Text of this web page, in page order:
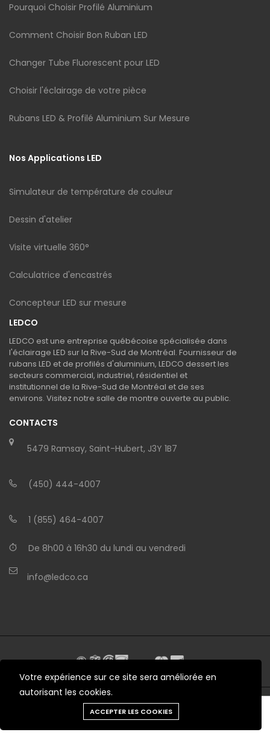
Pourquoi Choisir Profilé Aluminium
Comment Choisir Bon Ruban LED
Changer Tube Fluorescent pour LED
Choisir l'éclairage de votre pièce
Rubans LED & Profilé Aluminium Sur Mesure
Nos Applications LED
Simulateur de température de couleur
Dessin d'atelier
Visite virtuelle 360°
Calculatrice d'encastrés
Concepteur LED sur mesure
LEDCO
LEDCO est une entreprise québécoise spécialisée dans
l'éclairage LED sur la Rive-Sud de Montréal. Fournisseur de
rubans LED et de profilés d'aluminium, LEDCO dessert les
secteurs commercial, industriel, résidentiel et
institutionnel de la Rive-Sud de Montréal et de ses
environs. Visitez notre salle de montre ouverte au public.
CONTACTS
5479 Ramsay, Saint-Hubert, J3Y 1B7
(450) 444-4007
1 (855) 464-4007
De 8h00 à 16h30 du lundi au vendredi
info@ledco.ca
© 2012 - 2026 LEDCO.CA Tous droits réservés
Votre expérience sur ce site sera améliorée en
autorisant les cookies.
ACCEPTER LES COOKIES